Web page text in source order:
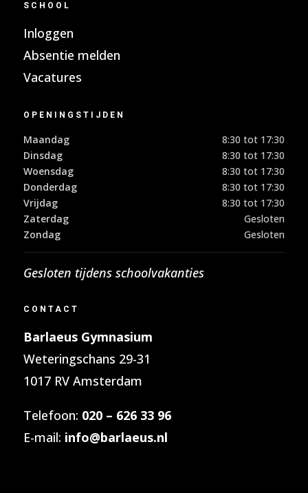
SCHOOL
Inloggen
Absentie melden
Vacatures
OPENINGSTIJDEN
Maandag
8:30 tot 17:30
Dinsdag
8:30 tot 17:30
Woensdag
8:30 tot 17:30
Donderdag
8:30 tot 17:30
Vrijdag
8:30 tot 17:30
Zaterdag
Gesloten
Zondag
Gesloten
Gesloten tijdens schoolvakanties
CONTACT
Barlaeus Gymnasium
Weteringschans 29-31
1017 RV Amsterdam
Telefoon: 020 – 626 33 96
E-mail: info@barlaeus.nl